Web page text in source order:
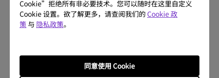
Cookie”拒绝所有非必要技术。您可以随时在这里自定义
Cookie 设置。欲了解更多，请查阅我们的 Cookie 政
策 与 隐私政策。
同意使用 Cookie